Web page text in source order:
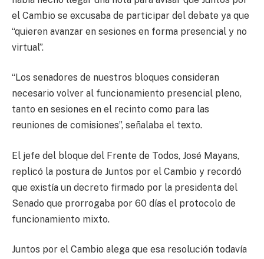
el Cambio se excusaba de participar del debate ya que
“quieren avanzar en sesiones en forma presencial y no
virtual”.
“Los senadores de nuestros bloques consideran
necesario volver al funcionamiento presencial pleno,
tanto en sesiones en el recinto como para las
reuniones de comisiones”, señalaba el texto.
El jefe del bloque del Frente de Todos, José Mayans,
replicó la postura de Juntos por el Cambio y recordó
que existía un decreto firmado por la presidenta del
Senado que prorrogaba por 60 días el protocolo de
funcionamiento mixto.
Juntos por el Cambio alega que esa resolución todavía